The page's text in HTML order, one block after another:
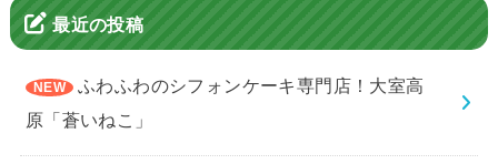
最近の投稿
ふわふわのシフォンケーキ専門店！大室高
原「蒼いねこ」